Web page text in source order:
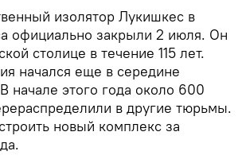
изолятор Лукишкес в
официально закрыли 2 июля. Он
столице в течение 115 лет.
начался еще в середине
начале этого года около 600
в другие тюрьмы.
новый комплекс за